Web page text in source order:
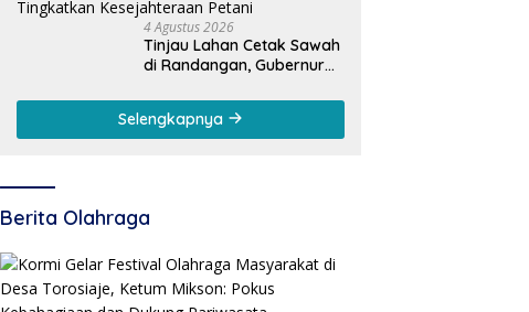
4 Agustus 2026
Tinjau Lahan Cetak Sawah
di Randangan, Gubernur
Komit Tingkatkan
Kesejahteraan Petani
Selengkapnya
Berita Olahraga